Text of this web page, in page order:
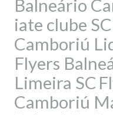
Balneário
iate clube SC
Camboriú
Flyers
Limeira SC
Camboriú